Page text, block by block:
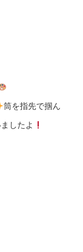
筒を指先で掴ん
したよ